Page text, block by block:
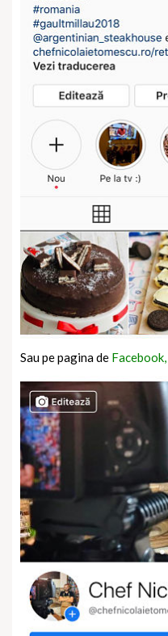
Sau pe pagina de Facebook,